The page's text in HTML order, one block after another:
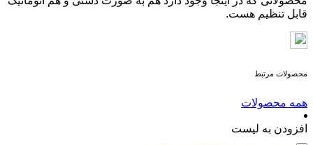
قابل تنظیم هست.
محصولات مرتبط
همه محصولات
افزودن به لیست